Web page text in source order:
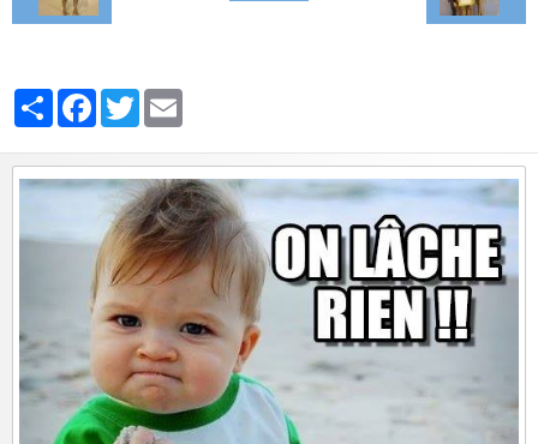
PartagerFacebook
Twitter